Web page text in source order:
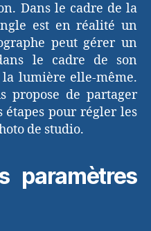
Dans le cadre de la
est en réalité un
peut gérer un
le cadre de son
la lumière elle-même.
propose de partager
étapes pour régler les
de studio.
paramètres